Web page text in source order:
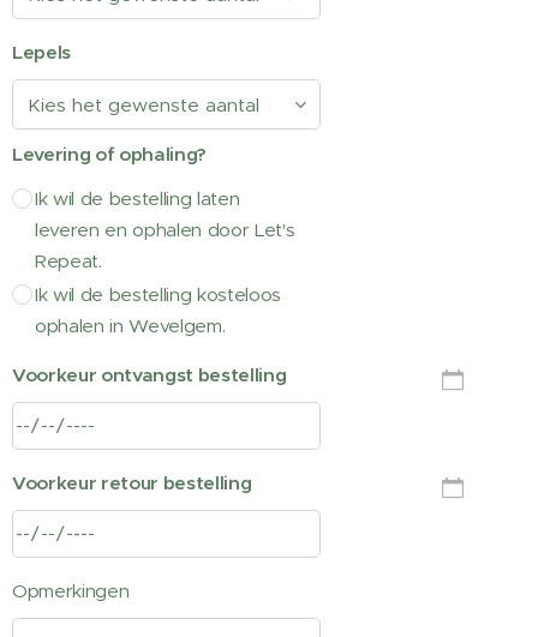
Lepels
Levering of ophaling?
Ik wil de bestelling laten
leveren en ophalen door Let's
Repeat.
Ik wil de bestelling kosteloos
ophalen in Wevelgem.
Voorkeur ontvangst bestelling
Voorkeur retour bestelling
Opmerkingen